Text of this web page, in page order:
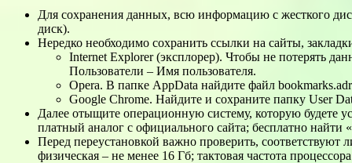
Для сохранения данных, всю информацию с жесткого
диск).
Нередко необходимо сохранить ссылки на сайты,
Internet Explorer (эксплорер). Чтобы не потерять
Пользователи – Имя пользователя.
Opera. В папке AppData найдите файл
Google Chrome. Найдите и сохраните папку User
Далее отыщите операционную систему, которую будете
платный аналог с официального сайта; бесплатно найти
Перед переустановкой важно проверить,
физическая – не менее 16 Гб; тактовая частота